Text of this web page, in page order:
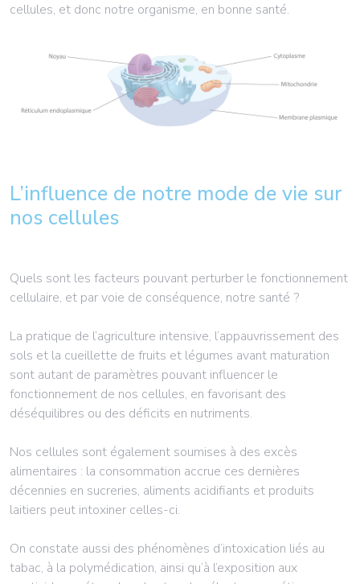
cellules, et donc notre organisme, en bonne santé.
L’influence de notre mode de vie sur
nos cellules
Quels sont les facteurs pouvant perturber le fonctionnement
cellulaire, et par voie de conséquence, notre santé ?
La pratique de l’agriculture intensive, l’appauvrissement des
sols et la cueillette de fruits et légumes avant maturation
sont autant de paramètres pouvant influencer le
fonctionnement de nos cellules, en favorisant des
déséquilibres ou des déficits en nutriments.
Nos cellules sont également soumises à des excès
alimentaires : la consommation accrue ces dernières
décennies en sucreries, aliments acidifiants et produits
laitiers peut intoxiner celles-ci.
On constate aussi des phénomènes d’intoxication liés au
tabac, à la polymédication, ainsi qu’à l’exposition aux